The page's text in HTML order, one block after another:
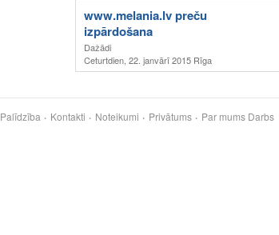
www.melania.lv preču
izpārdošana
Dažādi
Ceturtdien, 22. janvārī 2015 Rīga
Palīdzība Kontakti Noteikumi Privātums Par mums Darbs